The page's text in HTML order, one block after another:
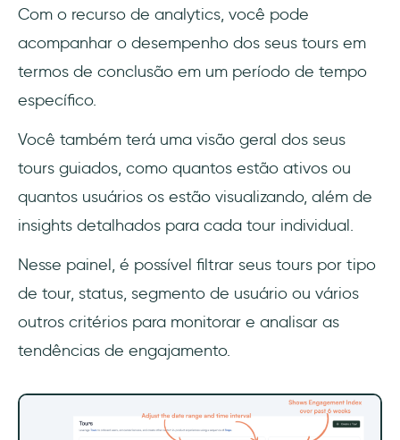
Com o recurso de analytics, você pode
acompanhar o desempenho dos seus tours em
termos de conclusão em um período de tempo
específico.
Você também terá uma visão geral dos seus
tours guiados, como quantos estão ativos ou
quantos usuários os estão visualizando, além de
insights detalhados para cada tour individual.
Nesse painel, é possível filtrar seus tours por tipo
de tour, status, segmento de usuário ou vários
outros critérios para monitorar e analisar as
tendências de engajamento.